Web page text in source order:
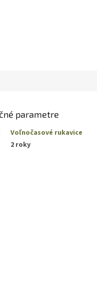
parametre
Voľnočasové rukavice
2 roky